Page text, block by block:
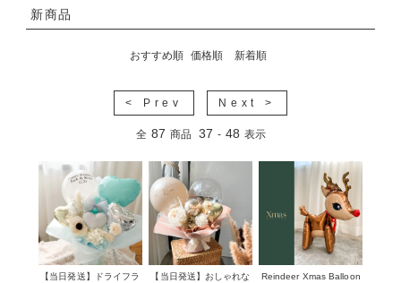
新商品
おすすめ順 価格順 新着順
< Prev Next >
全 87 商品 37 - 48 表示
【当日発送】ドライフラ
【当日発送】おしゃれな
Reindeer Xmas Balloon